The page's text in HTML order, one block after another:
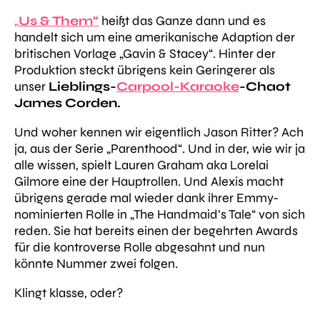
„Us & Them“ heißt das Ganze dann und es
handelt sich um eine amerikanische Adaption der
britischen Vorlage „Gavin & Stacey“. Hinter der
Produktion steckt übrigens kein Geringerer als
unser Lieblings-Carpool-Karaoke-Chaot
James Corden.
Und woher kennen wir eigentlich Jason Ritter? Ach
ja, aus der Serie „Parenthood“. Und in der, wie wir ja
alle wissen, spielt Lauren Graham aka Lorelai
Gilmore eine der Hauptrollen. Und Alexis macht
übrigens gerade mal wieder dank ihrer Emmy-
nominierten Rolle in „The Handmaid’s Tale“ von sich
reden. Sie hat bereits einen der begehrten Awards
für die kontroverse Rolle abgesahnt und nun
könnte Nummer zwei folgen.
Klingt klasse, oder?